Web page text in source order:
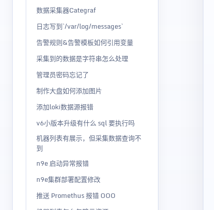
数据采集器Categraf
日志写到`/var/log/messages`
告警规则&告警模板如何引用变量
采集到的数据是字符串怎么处理
管理员密码忘记了
制作大盘如何添加图片
添加loki数据源报错
v6小版本升级有什么 sql 要执行吗
机器列表有展示，但采集数据查询不
到
n9e 启动异常报错
n9e集群部署配置修改
推送 Promethus 报错 OOO